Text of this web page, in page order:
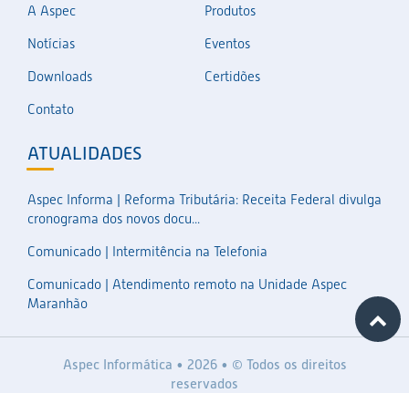
A Aspec
Produtos
Notícias
Eventos
Downloads
Certidões
Contato
ATUALIDADES
Aspec Informa | Reforma Tributária: Receita Federal divulga
cronograma dos novos docu...
Comunicado | Intermitência na Telefonia
Comunicado | Atendimento remoto na Unidade Aspec
Maranhão
Aspec Informática • 2026 • © Todos os direitos
reservados